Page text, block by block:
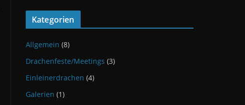
Kategorien
Allgemein (8)
Drachenfeste/Meetings (3)
Einleinerdrachen (4)
Galerien (1)